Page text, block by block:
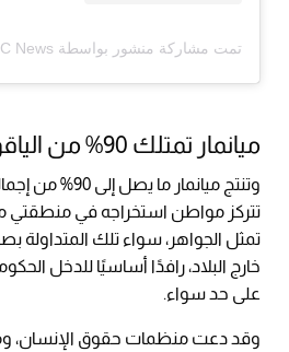
تمت مشاركة منشور بواسطة ‏‎ABC News‎‏ (@‏‎abcnews‎‏)
ميانمار تمتلك 90% من الياقوت العالمي
وتنتج ميانمار ما
تتركز مواطن استخراجه في
تمثل الجواهر، سواء تلك المتداولة
خارج البلاد، رافدًا أساسيًا للدخل
على حد سواء.
وقد دعت منظمات حقوق الإنسان،